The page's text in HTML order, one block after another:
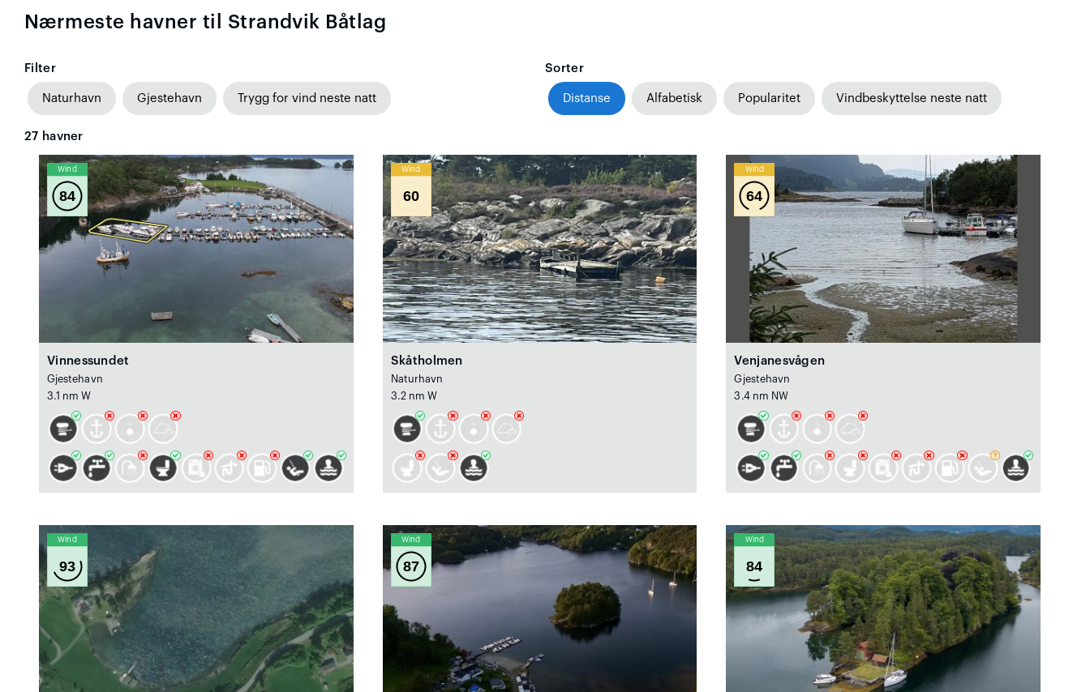
Nærmeste havner til Strandvik Båtlag
Filter
Naturhavn Gjestehavn Trygg for vind neste natt
Sorter
Distanse Alfabetisk Popularitet Vindbeskyttelse neste natt
27 havner
Wind
84
Vinnessundet
Gjestehavn
3.1 nm W
Wind
60
Skåtholmen
Naturhavn
3.2 nm W
Wind
64
Venjanesvågen
Gjestehavn
3.4 nm NW
Wind
93
Wind
87
Wind
84